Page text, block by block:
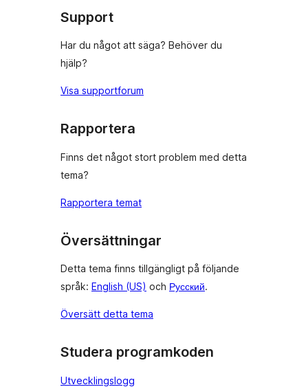
Support
Har du något att säga? Behöver du
hjälp?
Visa supportforum
Rapportera
Finns det något stort problem med detta
tema?
Rapportera temat
Översättningar
Detta tema finns tillgängligt på följande
språk: English (US) och Русский.
Översätt detta tema
Studera programkoden
Utvecklingslogg